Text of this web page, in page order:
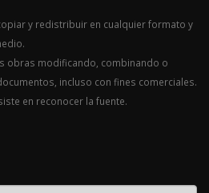
y redistribuir en cualquier formato y
obras modificando, combinando o
incluso con fines comerciales.
en reconocer la fuente.